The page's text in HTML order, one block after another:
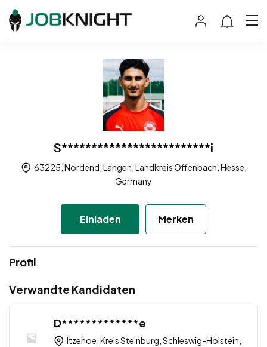
S*************************i
63225, Nordend, Langen, Landkreis Offenbach, Hesse,
Germany
Einladen Merken
Profil
Verwandte Kandidaten
D*************e
Itzehoe, Kreis Steinburg, Schleswig-Holstein,